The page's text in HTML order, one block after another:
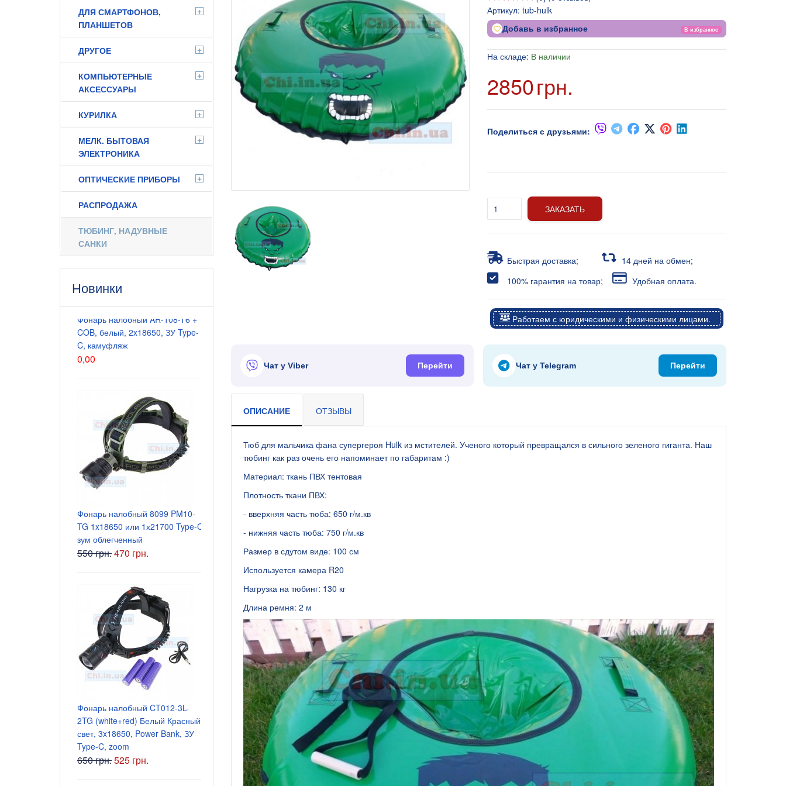
ДЛЯ СМАРТФОНОВ,
ПЛАНШЕТОВ
+
ДРУГОЕ +
КОМПЬЮТЕРНЫЕ
АКСЕССУАРЫ
+
КУРИЛКА +
МЕЛК. БЫТОВАЯ
ЭЛЕКТРОНИКА
+
ОПТИЧЕСКИЕ ПРИБОРЫ +
РАСПРОДАЖА
ТЮБИНГ, НАДУВНЫЕ
САНКИ
Новинки
Фонарь налобный AR-108-T6 +
COB, белый, 2x18650, ЗУ Type-
C, камуфляж
0,00
Фонарь налобный 8099 PM10-
TG 1x18650 или 1х21700 Type-C
зум облегченный
550 грн.470 грн.
Фонарь налобный CT012-3L-
2TG (white+red) Белый Красный
свет, 3x18650, Power Bank, ЗУ
Type-C, zoom
650 грн.525 грн.
Блок питания 9В 2А, штекер
5.5x2.5 мм
Блок питания 9В 1А, штекер
5.5x2.5 мм
135 грн.
Артикул: tub-hulk
Добавь в избранное В избранное
На складе: В наличии
2850грн.
Поделиться с друзьями:
ЗАКАЗАТЬ
Быстрая доставка;
14 дней на обмен;
100% гарантия на товар;
Удобная оплата.
Работаем с юридическими и физическими лицами.
Чат у Viber Перейти Чат у Telegram Перейти
ОПИСАНИЕ ОТЗЫВЫ
Тюб для мальчика фана супергероя Hulk из мстителей. Ученого который превращался в сильного зеленого гиганта. Наш
тюбинг как раз очень его напоминает по габаритам :)
Материал: ткань ПВХ тентовая
Плотность ткани ПВХ:
- вверхняя часть тюба: 650 г/м.кв
- нижняя часть тюба: 750 г/м.кв
Размер в сдутом виде: 100 см
Используется камера R20
Нагрузка на тюбинг: 130 кг
Длина ремня: 2 м